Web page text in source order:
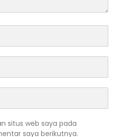
situs web saya pada
saya berikutnya.